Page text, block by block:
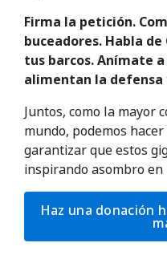
Firma la petición.
buceadores. Habla de
tus barcos. Anímate a
alimentan la defensa
Juntos, como la mayor
mundo, podemos
garantizar que estos
inspirando asombro en
Haz una donación